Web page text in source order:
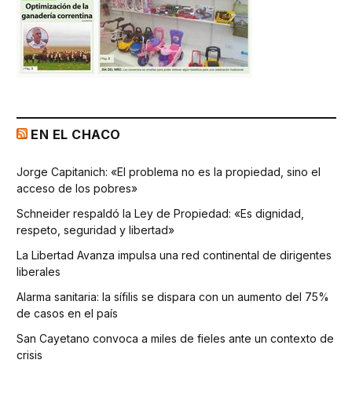
EN EL CHACO
Jorge Capitanich: «El problema no es la propiedad, sino el
acceso de los pobres»
Schneider respaldó la Ley de Propiedad: «Es dignidad,
respeto, seguridad y libertad»
La Libertad Avanza impulsa una red continental de dirigentes
liberales
Alarma sanitaria: la sífilis se dispara con un aumento del 75%
de casos en el país
San Cayetano convoca a miles de fieles ante un contexto de
crisis